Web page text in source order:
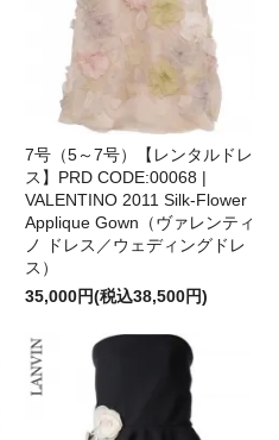
7号（5～7号）【レンタルドレ
ス】PRD CODE:00068 |
VALENTINO 2011 Silk-Flower
Applique Gown（ヴァレンティ
ノ ドレス／ウェディングドレ
ス）
35,000円(税込38,500円)